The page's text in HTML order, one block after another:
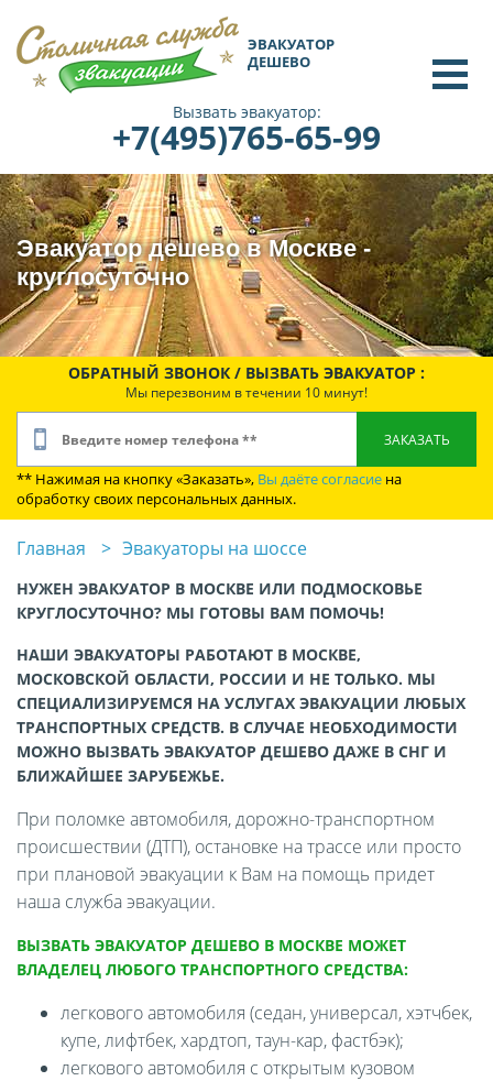
ЭВАКУАТОР
ДЕШЕВО
Вызвать эвакуатор:
+7(495)765-65-99
Эвакуатор дешево в Москве -
круглосуточно
ОБРАТНЫЙ ЗВОНОК / ВЫЗВАТЬ ЭВАКУАТОР :
Мы перезвоним в течении 10 минут!
** Нажимая на кнопку «Заказать», Вы даёте согласие на
обработку своих персональных данных.
Главная Эвакуаторы на шоссе
НУЖЕН ЭВАКУАТОР В МОСКВЕ ИЛИ ПОДМОСКОВЬЕ
КРУГЛОСУТОЧНО? МЫ ГОТОВЫ ВАМ ПОМОЧЬ!
НАШИ ЭВАКУАТОРЫ РАБОТАЮТ В МОСКВЕ,
МОСКОВСКОЙ ОБЛАСТИ, РОССИИ И НЕ ТОЛЬКО. МЫ
СПЕЦИАЛИЗИРУЕМСЯ НА УСЛУГАХ ЭВАКУАЦИИ ЛЮБЫХ
ТРАНСПОРТНЫХ СРЕДСТВ. В СЛУЧАЕ НЕОБХОДИМОСТИ
МОЖНО ВЫЗВАТЬ ЭВАКУАТОР ДЕШЕВО ДАЖЕ В СНГ И
БЛИЖАЙШЕЕ ЗАРУБЕЖЬЕ.
При поломке автомобиля, дорожно-транспортном
происшествии (ДТП), остановке на трассе или просто
при плановой эвакуации к Вам на помощь придет
наша служба эвакуации.
ВЫЗВАТЬ ЭВАКУАТОР ДЕШЕВО В МОСКВЕ МОЖЕТ
ВЛАДЕЛЕЦ ЛЮБОГО ТРАНСПОРТНОГО СРЕДСТВА:
легкового автомобиля (седан, универсал, хэтчбек,
купе, лифтбек, хардтоп, таун-кар, фастбэк);
легкового автомобиля с открытым кузовом